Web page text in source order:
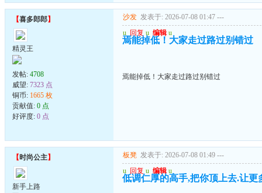
【喜多郎郎】
精灵王
发帖: 4708
威望: 7323 点
铜币: 1665 枚
贡献值: 0 点
好评度: 0 点
沙发 发表于: 2026-07-08 01:47 ---
u 回复 u 编辑 u
焉能掉低！大家走过路过别错过
焉能掉低！大家走过路过别错过
【时尚公主】
新手上路
板凳 发表于: 2026-07-08 01:49 ---
u 回复 u 编辑 u
低调仁厚的高手,把你顶上去.让更